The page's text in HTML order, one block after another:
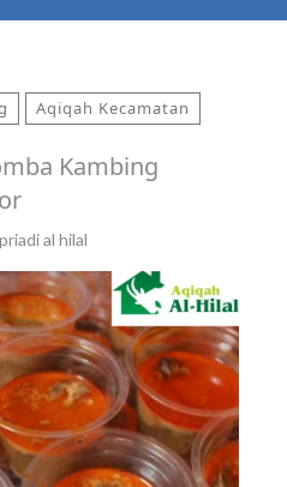
Aqiqah Kecamatan
Kambing
al hilal